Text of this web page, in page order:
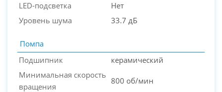
LED-подсветка
Нет
Уровень шума
33.7 дБ
Помпа
Подшипник
керамический
Минимальная скорость
вращения
800 об/мин